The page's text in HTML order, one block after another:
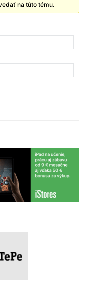
na túto tému.